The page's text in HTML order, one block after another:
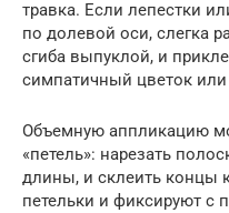
травка. Если лепестки
по долевой оси, слегка
сгиба выпуклой, и
симпатичный цветок или
Объемную аппликацию
«петель»: нарезать
длины, и склеить концы
петельки и фиксируют с